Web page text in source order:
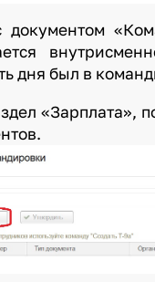
дня был в
«Зарплата»,